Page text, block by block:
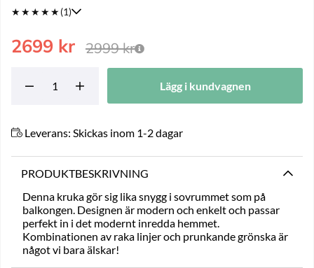
★★★★★(1)
2999kr
2699 kr
Lägg i kundvagnen
Leverans: Skickas inom 1-2 dagar
PRODUKTBESKRIVNING
Denna kruka gör sig lika snygg i sovrummet som på
balkongen. Designen är modern och enkelt och passar
perfekt in i det modernt inredda hemmet.
Kombinationen av raka linjer och prunkande grönska är
något vi bara älskar!